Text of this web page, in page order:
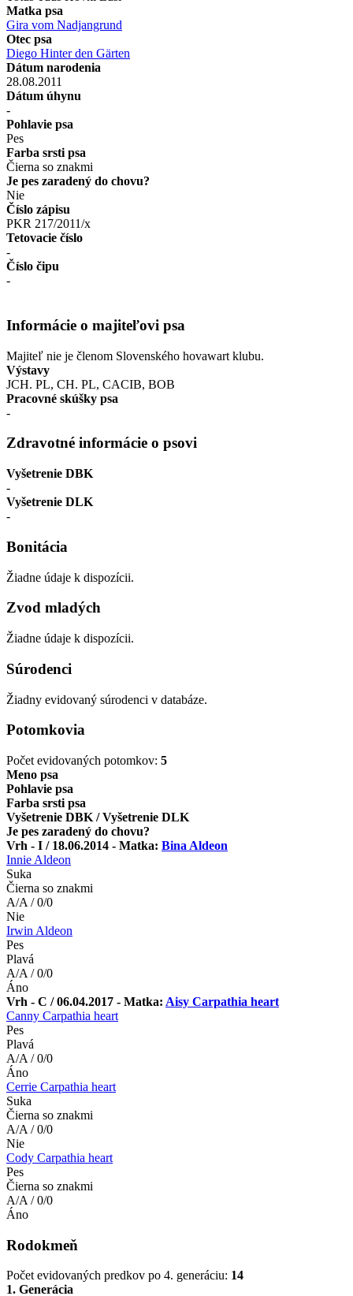
Matka psa
Gira vom Nadjangrund
Otec psa
Diego Hinter den Gärten
Dátum narodenia
28.08.2011
Dátum úhynu
-
Pohlavie psa
Pes
Farba srsti psa
Čierna so znakmi
Je pes zaradený do chovu?
Nie
Číslo zápisu
PKR 217/2011/x
Tetovacie číslo
-
Číslo čipu
-
Informácie o majiteľovi psa
Majiteľ nie je členom Slovenského hovawart klubu.
Výstavy
JCH. PL, CH. PL, CACIB, BOB
Pracovné skúšky psa
-
Zdravotné informácie o psovi
Vyšetrenie DBK
-
Vyšetrenie DLK
-
Bonitácia
Žiadne údaje k dispozícii.
Zvod mladých
Žiadne údaje k dispozícii.
Súrodenci
Žiadny evidovaný súrodenci v databáze.
Potomkovia
Počet evidovaných potomkov: 5
Meno psa
Pohlavie psa
Farba srsti psa
Vyšetrenie DBK / Vyšetrenie DLK
Je pes zaradený do chovu?
Vrh - I / 18.06.2014 - Matka: Bina Aldeon
Innie Aldeon
Suka
Čierna so znakmi
A/A / 0/0
Nie
Irwin Aldeon
Pes
Plavá
A/A / 0/0
Áno
Vrh - C / 06.04.2017 - Matka: Aisy Carpathia heart
Canny Carpathia heart
Pes
Plavá
A/A / 0/0
Áno
Cerrie Carpathia heart
Suka
Čierna so znakmi
A/A / 0/0
Nie
Cody Carpathia heart
Pes
Čierna so znakmi
A/A / 0/0
Áno
Rodokmeň
Počet evidovaných predkov po 4. generáciu: 14
1. Generácia